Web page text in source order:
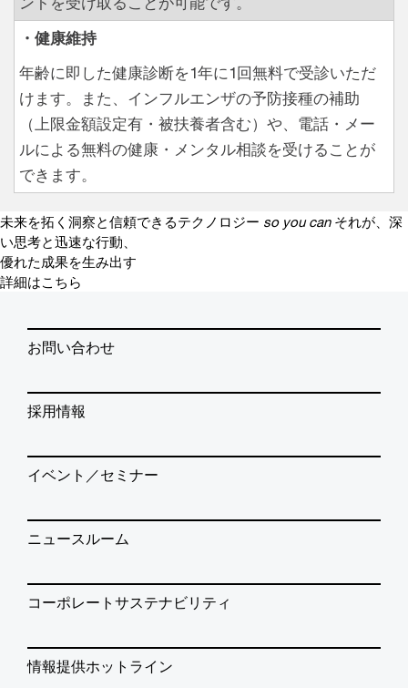
・健康維持
年齢に即した健康診断を1年に1回無料で受診いただ
けます。また、インフルエンザの予防接種の補助
（上限金額設定有・被扶養者含む）や、電話・メー
ルによる無料の健康・メンタル相談を受けることが
できます。
未来を拓く洞察と信頼できるテクノロジー so you can それが、深
い思考と迅速な行動、
優れた成果を生み出す
詳細はこちら
お問い合わせ
採用情報
イベント／セミナー
ニュースルーム
コーポレートサステナビリティ
情報提供ホットライン